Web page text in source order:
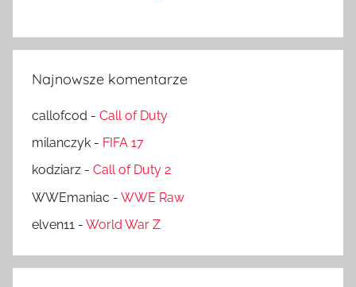
Najnowsze komentarze
callofcod - Call of Duty
milanczyk - FIFA 17
kodziarz - Call of Duty 2
WWEmaniac - WWE Raw
elven11 - World War Z